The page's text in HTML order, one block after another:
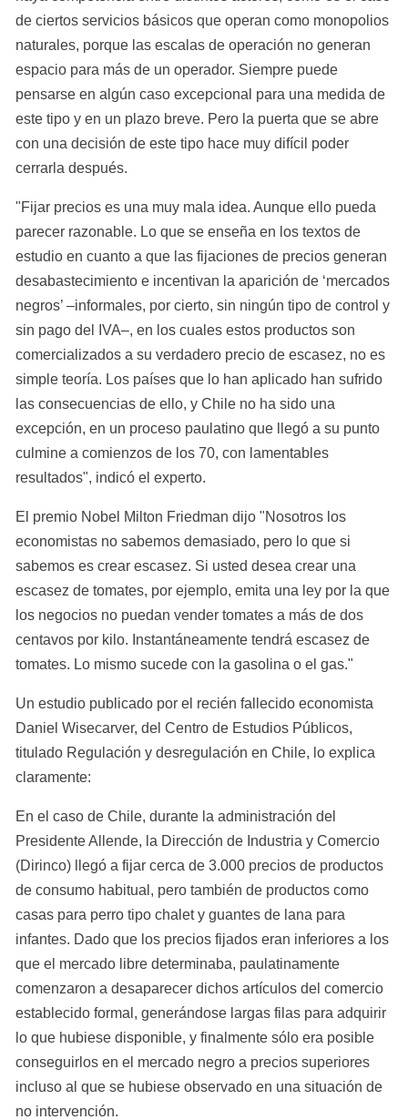
de ciertos servicios básicos que operan como monopolios
naturales, porque las escalas de operación no generan
espacio para más de un operador. Siempre puede
pensarse en algún caso excepcional para una medida de
este tipo y en un plazo breve. Pero la puerta que se abre
con una decisión de este tipo hace muy difícil poder
cerrarla después.
"Fijar precios es una muy mala idea. Aunque ello pueda
parecer razonable. Lo que se enseña en los textos de
estudio en cuanto a que las fijaciones de precios generan
desabastecimiento e incentivan la aparición de ‘mercados
negros’ –informales, por cierto, sin ningún tipo de control y
sin pago del IVA–, en los cuales estos productos son
comercializados a su verdadero precio de escasez, no es
simple teoría. Los países que lo han aplicado han sufrido
las consecuencias de ello, y Chile no ha sido una
excepción, en un proceso paulatino que llegó a su punto
culmine a comienzos de los 70, con lamentables
resultados", indicó el experto.
El premio Nobel Milton Friedman dijo "Nosotros los
economistas no sabemos demasiado, pero lo que si
sabemos es crear escasez. Si usted desea crear una
escasez de tomates, por ejemplo, emita una ley por la que
los negocios no puedan vender tomates a más de dos
centavos por kilo. Instantáneamente tendrá escasez de
tomates. Lo mismo sucede con la gasolina o el gas."
Un estudio publicado por el recién fallecido economista
Daniel Wisecarver, del Centro de Estudios Públicos,
titulado Regulación y desregulación en Chile, lo explica
claramente:
En el caso de Chile, durante la administración del
Presidente Allende, la Dirección de Industria y Comercio
(Dirinco) llegó a fijar cerca de 3.000 precios de productos
de consumo habitual, pero también de productos como
casas para perro tipo chalet y guantes de lana para
infantes. Dado que los precios fijados eran inferiores a los
que el mercado libre determinaba, paulatinamente
comenzaron a desaparecer dichos artículos del comercio
establecido formal, generándose largas filas para adquirir
lo que hubiese disponible, y finalmente sólo era posible
conseguirlos en el mercado negro a precios superiores
incluso al que se hubiese observado en una situación de
no intervención.